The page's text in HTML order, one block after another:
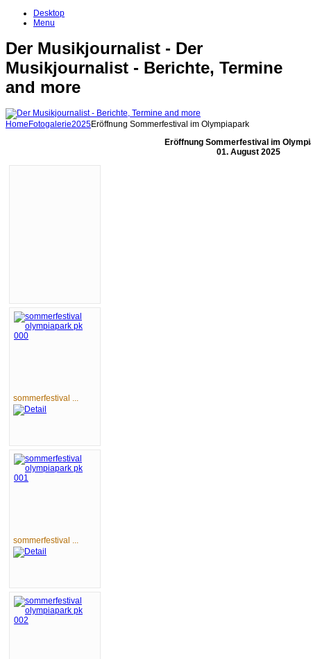
Desktop
Menu
Der Musikjournalist - Der
Musikjournalist - Berichte, Termine
and more
Home Fotogalerie2025Eröffnung Sommerfestival im Olympiapark
Eröffnung Sommerfestival im
01. August 2025
sommerfestival ...
sommerfestival ...